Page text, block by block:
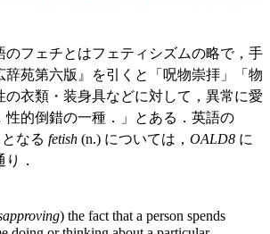
フェチとはフェティシズムの略で，手
辞苑第六版』を引くと「呪物崇拝」「物
の衣類・装身具などに対して，異常に愛
性的倒錯の一種．」とある．英語の
なる fetish (n.) については， OALD8 に
．
) the fact that a person spends